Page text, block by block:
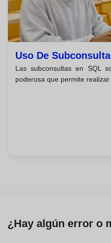
Uso De
Las subconsultas en SQL
poderosa que permite realizar
¿Hay algún error o